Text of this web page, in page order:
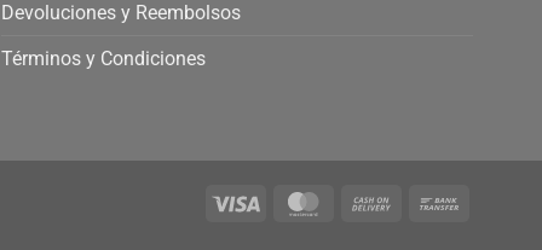
Devoluciones y Reembolsos
Términos y Condiciones